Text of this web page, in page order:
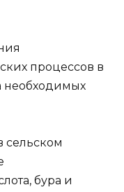
процессов в
необходимых
сельском
бура и